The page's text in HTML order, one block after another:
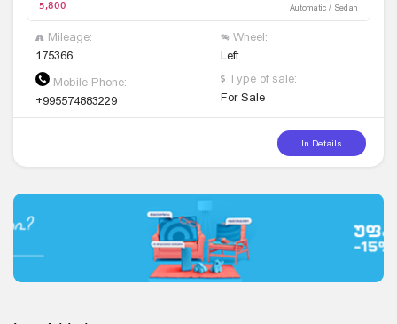
5,800 Automatic / Sedan
Mileage:
175366
Wheel:
Left
Mobile Phone:
+995574883229
Type of sale:
For Sale
In Details